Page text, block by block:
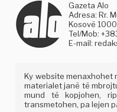
Gazeta Alo
Adresa: Rr.
Kosovë
Tel/Mob:
E-mail:
Ky website menaxhohet
materialet janë të
mund të kopjohen,
transmetohen, pa lejen